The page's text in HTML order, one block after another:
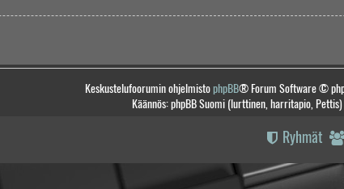
Keskustelufoorumin ohjelmistophpBB® Forum Software ©
Käännös: phpBB Suomi (lurttinen, harritapio, Pettis)
Ryhmät